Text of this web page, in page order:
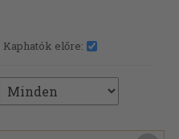
Kaphatók előre: